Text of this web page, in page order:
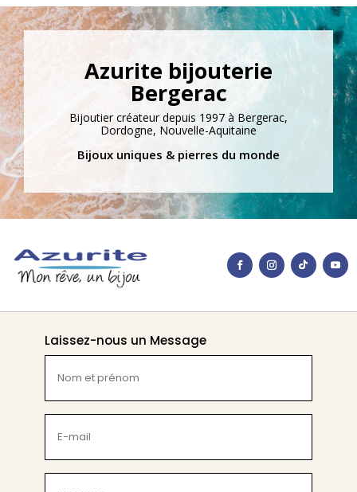
Azurite bijouterie
Bergerac
Bijoutier créateur depuis 1997 à Bergerac,
Dordogne, Nouvelle-Aquitaine
Bijoux uniques & pierres du monde
Laissez-nous un Message
et
prénom
(Nécessaire)
mail
(Nécessaire)